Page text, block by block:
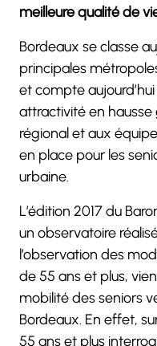
meilleure qualité de
Bordeaux se classe
principales
et compte
attractivité en
régional et aux
en place pour les
urbaine.
L’édition 2017 du
un observatoire
l’observation des
de 55 ans et plus,
mobilité des seniors
Bordeaux. En effet,
55 ans et plus